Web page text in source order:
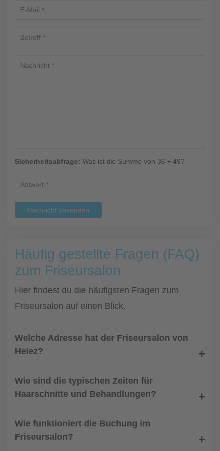
Sicherheitsabfrage: Was ist die Summe von 36 + 49?
Nachricht absenden
Häufig gestellte Fragen (FAQ)
zum Friseursalon
Hier findest du die häufigsten Fragen zum
Friseursalon auf einen Blick.
Welche Adresse hat der Friseursalon von
Helez?
Wie sind die typischen Zeiten für
Haarschnitte und Behandlungen?
Wie funktioniert die Buchung im
Friseursalon?